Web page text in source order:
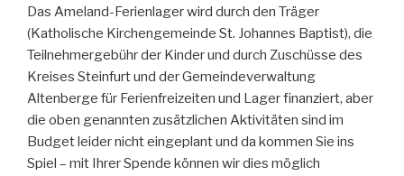
Das Ameland-Ferienlager wird durch den Träger
(Katholische Kirchengemeinde St. Johannes Baptist), die
Teilnehmergebühr der Kinder und durch Zuschüsse des
Kreises Steinfurt und der Gemeindeverwaltung
Altenberge für Ferienfreizeiten und Lager finanziert, aber
die oben genannten zusätzlichen Aktivitäten sind im
Budget leider nicht eingeplant und da kommen Sie ins
Spiel – mit Ihrer Spende können wir dies möglich